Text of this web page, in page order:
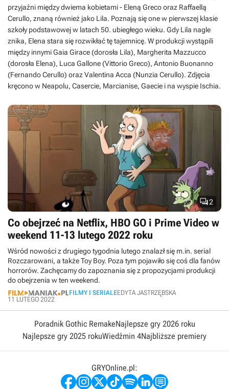
przyjaźni między dwiema kobietami - Eleną Greco oraz Raffaellą
Cerullo, znaną również jako Lila. Poznają się one w pierwszej klasie
szkoły podstawowej w latach 50. ubiegłego wieku. Gdy Lila nagle
znika, Elena stara się rozwikłać tę tajemnicę. W produkcji wystąpili
między innymi Gaia Girace (dorosła Lila), Margherita Mazzucco
(dorosła Elena), Luca Gallone (Vittorio Greco), Antonio Buonanno
(Fernando Cerullo) oraz Valentina Acca (Nunzia Cerullo). Zdjęcia
kręcono w Neapolu, Casercie, Marcianise, Gaecie i na wyspie Ischia.
2
Co obejrzeć na Netflix, HBO GO i Prime Video w
weekend 11-13 lutego 2022 roku
Wśród nowości z drugiego tygodnia lutego znalazł się m.in. serial
Rozczarowani, a także Toy Boy. Poza tym pojawiło się coś dla fanów
horrorów. Zachęcamy do zapoznania się z propozycjami produkcji
do obejrzenia w ten weekend.
FILMY I SERIALEEDYTA JASTRZĘBSKA
11 LUTEGO 2022
Poradnik Gothic RemakeNajlepsze gry 2026 roku
Najlepsze gry 2025 rokuWiedźmin 4Najbliższe premiery
GRYOnline.pl: